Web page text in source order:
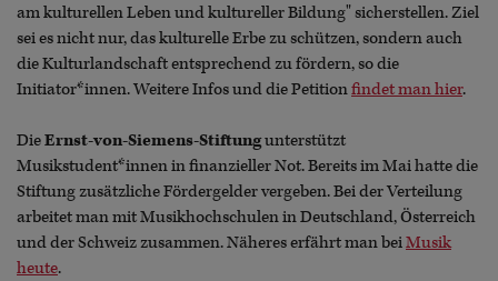
am kulturellen Leben und kultureller Bildung" sicherstellen. Ziel
sei es nicht nur, das kulturelle Erbe zu schützen, sondern auch
die Kulturlandschaft entsprechend zu fördern, so die
Initiator*innen. Weitere Infos und die Petitionfindet man hier.
DieErnst-von-Siemens-Stiftungunterstützt
Musikstudent*innen in finanzieller Not. Bereits im Mai hatte die
Stiftung zusätzliche Fördergelder vergeben. Bei der Verteilung
arbeitet man mit Musikhochschulen in Deutschland, Österreich
und der Schweiz zusammen. Näheres erfährt man beiMusik
heute.